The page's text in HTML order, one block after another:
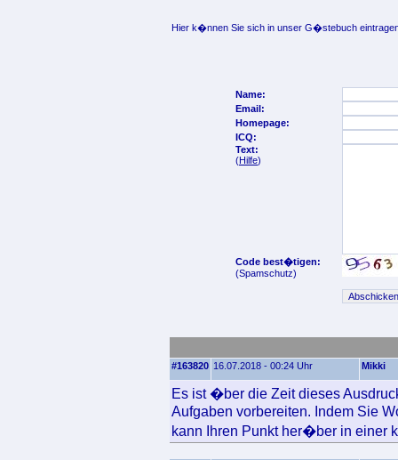
Hier k�nnen Sie sich in unser G�stebuch
Name:
Email:
Homepage:
ICQ:
Text:
(Hilfe)
Code best�tigen:
(Spamschutz)
#163820 16.07.2018 - 00:24 Uhr Mikki
Es ist �ber die Zeit dieses
Aufgaben vorbereiten. Indem Sie
kann Ihren Punkt her�ber in einer